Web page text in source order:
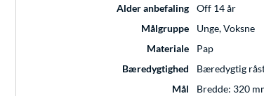
Alder anbefaling
Off 14 år
Målgruppe
Unge, Voksne
Materiale
Pap
Bæredygtighed
Bæredygtig
Mål
Bredde: 320